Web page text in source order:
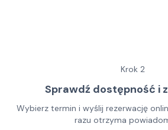
Krok 2
Sprawdź dostępność i
Wybierz termin i wyślij rezerwację
razu otrzyma